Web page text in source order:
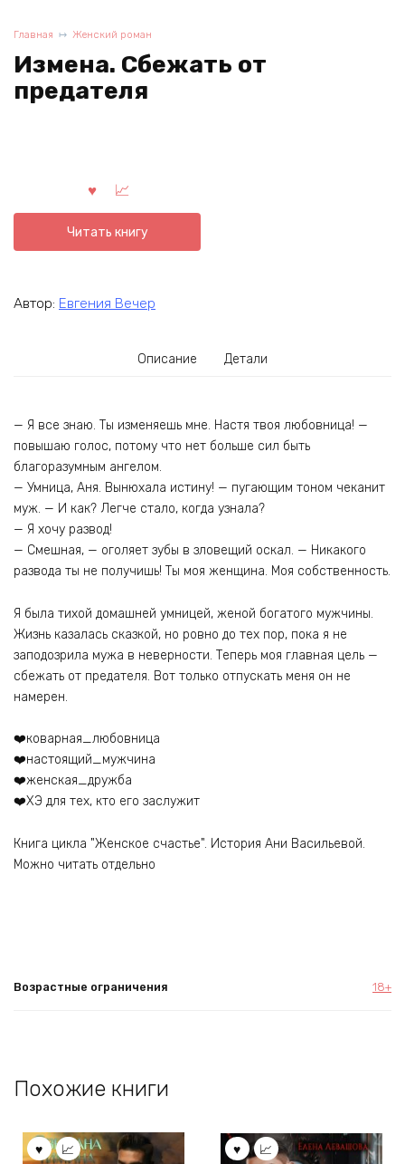
Главная Женский роман
Измена. Сбежать от
предателя
Читать книгу
Автор: Евгения Вечер
Описание Детали
— Я все знаю. Ты изменяешь мне. Настя твоя любовница! —
повышаю голос, потому что нет больше сил быть
благоразумным ангелом.
— Умница, Аня. Вынюхала истину! — пугающим тоном чеканит
муж. — И как? Легче стало, когда узнала?
— Я хочу развод!
— Смешная, — оголяет зубы в зловещий оскал. — Никакого
развода ты не получишь! Ты моя женщина. Моя собственность.
Я была тихой домашней умницей, женой богатого мужчины.
Жизнь казалась сказкой, но ровно до тех пор, пока я не
заподозрила мужа в неверности. Теперь моя главная цель —
сбежать от предателя. Вот только отпускать меня он не
намерен.
❤️коварная_любовница
❤️настоящий_мужчина
❤️женская_дружба
❤️ХЭ для тех, кто его заслужит
Книга цикла "Женское счастье". История Ани Васильевой.
Можно читать отдельно
Возрастные ограничения 18+
Похожие книги